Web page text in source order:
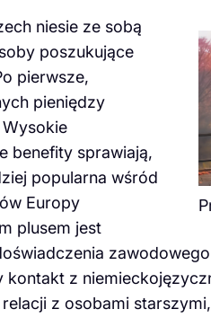
niesie ze sobą
poszukujące
pierwsze,
pieniędzy
benefity sprawiają,
popularna wśród
Europy
plusem jest
z
z osobami